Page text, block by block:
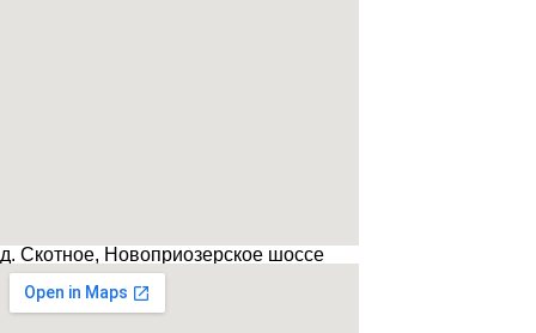
д. Скотное, Новоприозерское шоссе